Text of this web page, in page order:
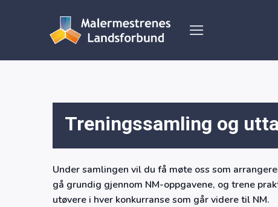
Treningssamling og
Under samlingen vil du få møte oss som
gå grundig gjennom NM-oppgavene, og trene
utøvere i hver konkurranse som går videre til NM.